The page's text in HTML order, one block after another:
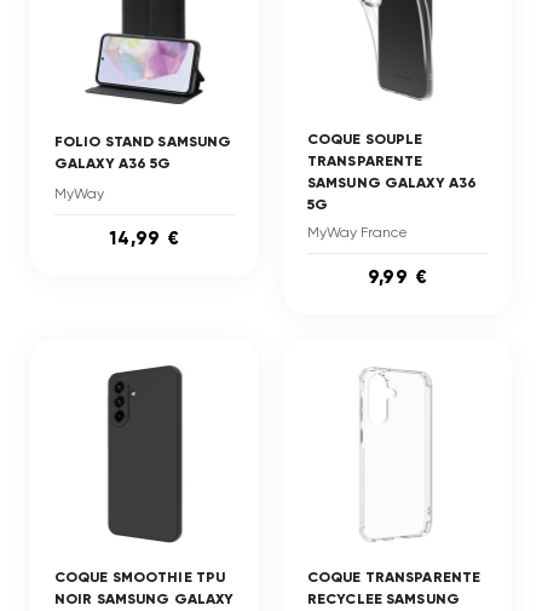
FOLIO STAND SAMSUNG
GALAXY A36 5G
MyWay
14,99 €
COQUE SOUPLE
TRANSPARENTE
SAMSUNG GALAXY A36
5G
MyWay France
9,99 €
COQUE SMOOTHIE TPU
NOIR SAMSUNG GALAXY
COQUE TRANSPARENTE
RECYCLEE SAMSUNG